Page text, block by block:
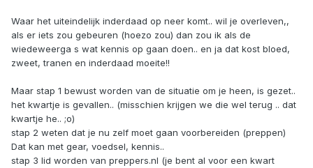
Waar het uiteindelijk inderdaad op neer komt.. wil je overleven,,
als er iets zou gebeuren (hoezo zou) dan zou ik als de
wiedeweerga s wat kennis op gaan doen.. en ja dat kost bloed,
zweet, tranen en inderdaad moeite!!
Maar stap 1 bewust worden van de situatie om je heen, is gezet..
het kwartje is gevallen.. (misschien krijgen we die wel terug .. dat
kwartje he.. ;o)
stap 2 weten dat je nu zelf moet gaan voorbereiden (preppen)
Dat kan met gear, voedsel, kennis..
stap 3 lid worden van preppers.nl (je bent al voor een kwart